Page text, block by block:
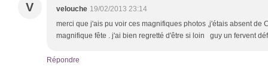
V velouche 19/02/2013 23:14
merci que j'ais pu voir ces magnifiques photos ,j'étais absent de
magnifique fête . j'ai bien regretté d'être si loin guy un fervent
Répondre